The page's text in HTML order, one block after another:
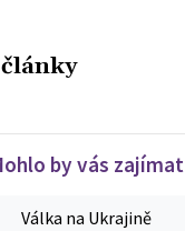
by vás zajímat
Válka na Ukrajině